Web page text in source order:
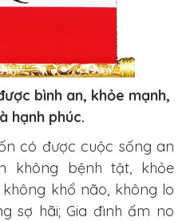
bình an, khỏe mạnh,
hạnh phúc.
có được cuộc sống an
không bệnh tật, khỏe
khổ não, không lo
sợ hãi; Gia đình ấm no